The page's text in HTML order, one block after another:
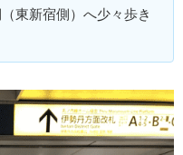
東新宿側）へ少々歩き